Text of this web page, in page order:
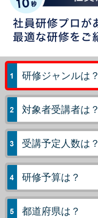
研修ジャンルは？
対象者受講者は？
受講予定人数は？
研修予算は？
都道府県は？